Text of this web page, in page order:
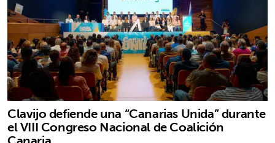
Clavijo defiende una “Canarias Unida” durante
el VIII Congreso Nacional de Coalición